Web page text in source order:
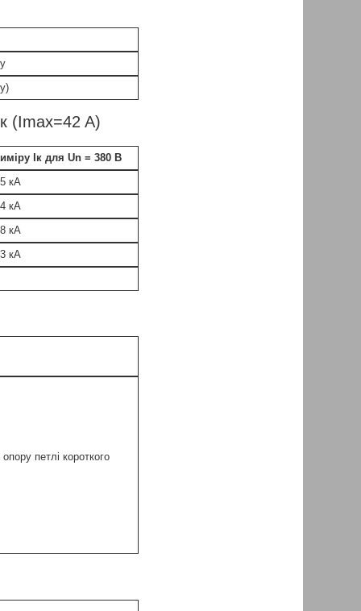
(Imax=42 A)
Iк для Un = 380 В
кА
кА
кА
кА
петлі короткого